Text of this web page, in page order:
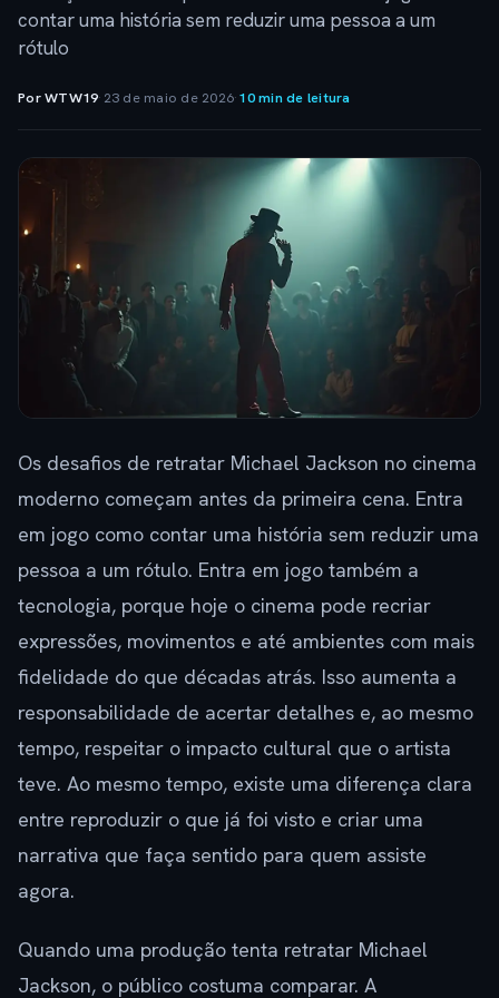
contar uma história sem reduzir uma pessoa a um
rótulo
Por WTW19· 23 de maio de 2026·10 min de leitura
Os desafios de retratar Michael Jackson no cinema
moderno começam antes da primeira cena. Entra
em jogo como contar uma história sem reduzir uma
pessoa a um rótulo. Entra em jogo também a
tecnologia, porque hoje o cinema pode recriar
expressões, movimentos e até ambientes com mais
fidelidade do que décadas atrás. Isso aumenta a
responsabilidade de acertar detalhes e, ao mesmo
tempo, respeitar o impacto cultural que o artista
teve. Ao mesmo tempo, existe uma diferença clara
entre reproduzir o que já foi visto e criar uma
narrativa que faça sentido para quem assiste
agora.
Quando uma produção tenta retratar Michael
Jackson, o público costuma comparar. A